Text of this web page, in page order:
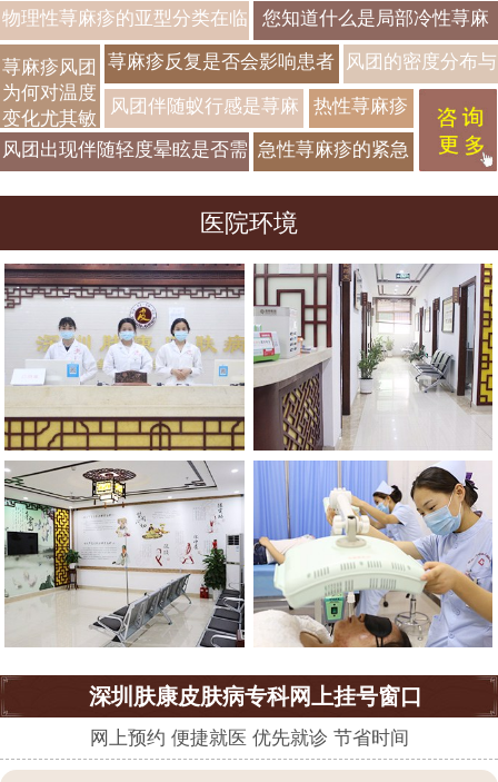
物理性荨麻疹的亚型分类在临
床诊断中具有怎样的指导意
义？
您知道什么是局部冷性荨麻
疹及其临床表现？
荨麻疹风团
为何对温度
变化尤其敏
感？
荨麻疹反复是否会影响患者
的皮肤屏障耐受力？
风团的密度分布与
病情严重程度有关
吗？数量评估标准
风团伴随蚁行感是荨麻
疹神经末梢敏感吗？不
适感分析
热性荨麻疹
与温度耐受
阈值存在怎
异？
风团出现伴随轻度晕眩是否需 急性荨麻疹的紧急
快速诊断要点
医院环境
深圳肤康皮肤病专科网上挂号窗口
网上预约 便捷就医 优先就诊 节省时间